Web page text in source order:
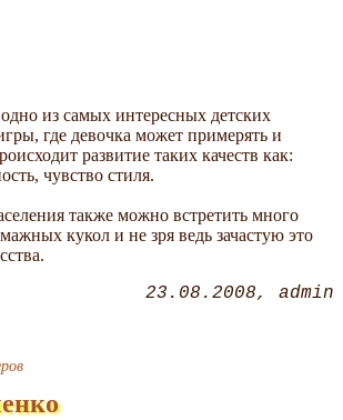
из самых интересных детских
где девочка может примерять и
развитие таких качеств как:
чувство стиля.
также можно встретить много
кукол и не зря ведь зачастую это
23.08.2008 admin